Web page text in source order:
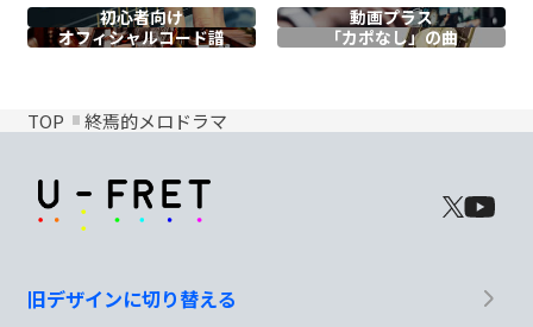
初心者向け
動画プラス
オフィシャルコード譜 「カポなし」の曲
TOP 終焉的メロドラマ
旧デザインに切り替える